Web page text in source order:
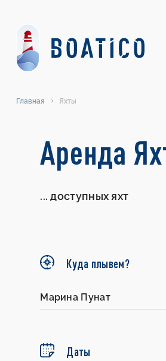
Главная Яхты
Аренда
... доступных яхт
Куда плывем?
Даты